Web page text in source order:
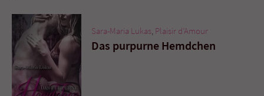
Sara-Maria Lukas, Plaisir d’Amour
Das purpurne Hemdchen